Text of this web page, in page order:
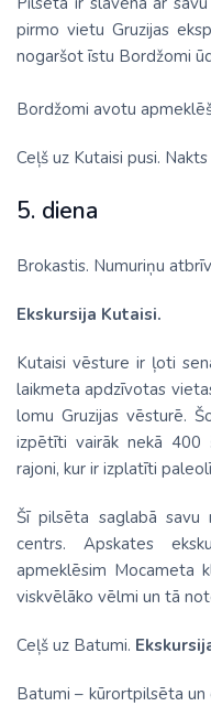
pirmo vietu Gruzijas
nogaršot īstu Bordžomi
Bordžomi avotu
Ceļš uz Kutaisi pusi.
5. diena
Brokastis. Numuriņu
Ekskursija Kutaisi.
Kutaisi vēsture ir ļoti
laikmeta apdzīvotas
lomu Gruzijas vēsturē.
izpētīti vairāk nekā 400
rajoni, kur ir izplatīti
Šī pilsēta saglabā savu
centrs. Apskates
apmeklēsim Mocameta
viskvēlāko vēlmi un tā
Ceļš uz Batumi.
Batumi – kūrortpilsēta